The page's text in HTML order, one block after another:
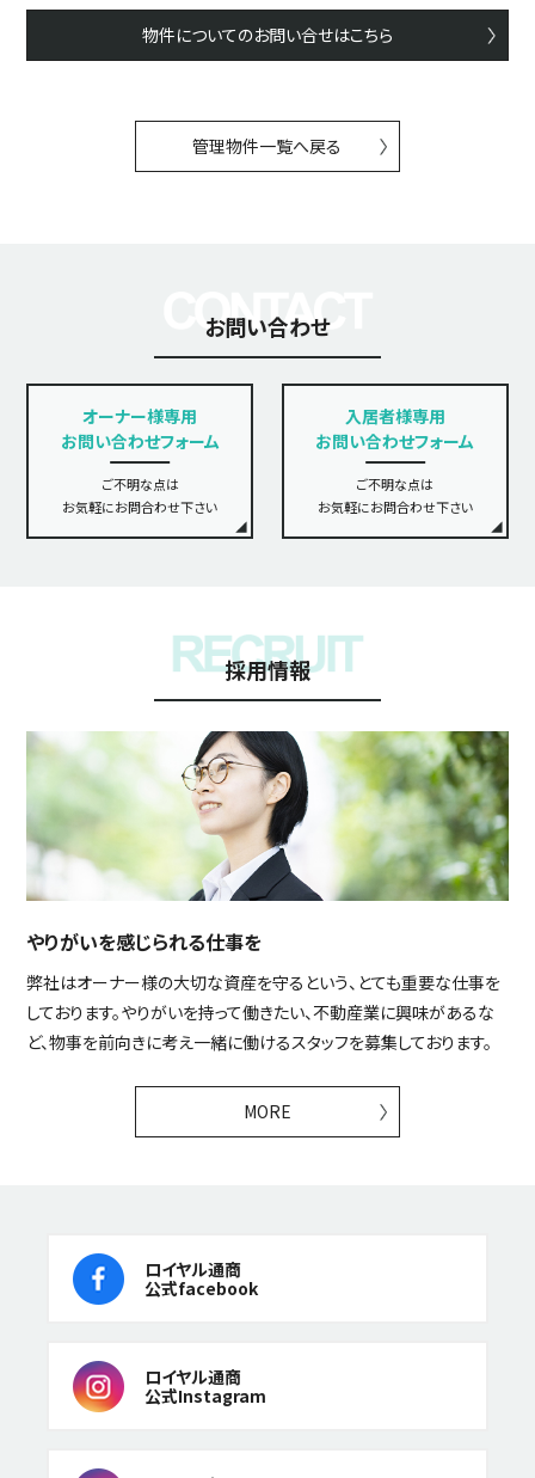
物件についてのお問い合せはこちら
管理物件一覧へ戻る
お問い合わせ
オーナー様専用
お問い合わせフォーム
ご不明な点は
お気軽にお問合わせ下さい
入居者様専用
お問い合わせフォーム
ご不明な点は
お気軽にお問合わせ下さい
採用情報
やりがいを感じられる仕事を
弊社はオーナー様の大切な資産を守るという、とても重要な仕事を
しております。やりがいを持って働きたい、不動産業に興味があるな
ど、物事を前向きに考え一緒に働けるスタッフを募集しております。
MORE
ロイヤル通商
公式facebook
ロイヤル通商
公式Instagram